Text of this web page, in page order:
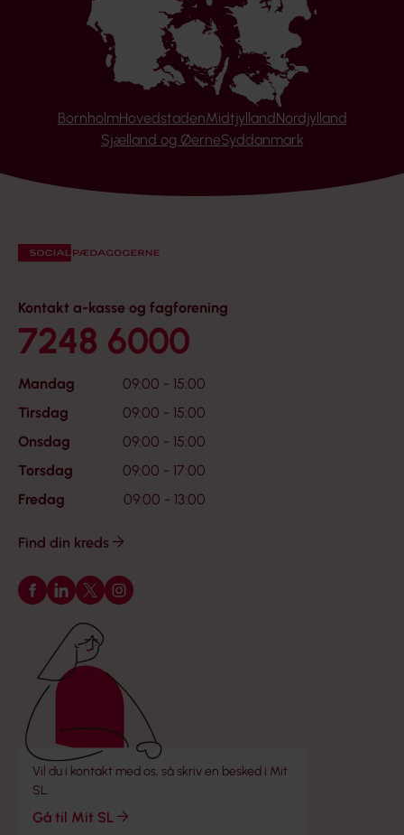
BornholmHovedstadenMidtjyllandNordjylland
Sjælland og ØerneSyddanmark
Kontakt a-kasse og fagforening
7248 6000
Mandag
09:00 - 15:00
Tirsdag
09:00 - 15:00
Onsdag
09:00 - 15:00
Torsdag
09:00 - 17:00
Fredag
09:00 - 13:00
Find din kreds
Følg os på Facebook
Følg os på LinkedIn
Følg os på X
Følg os på Instagram
Vil du i kontakt med os, så skriv en besked i Mit
SL.
Gå til Mit SL